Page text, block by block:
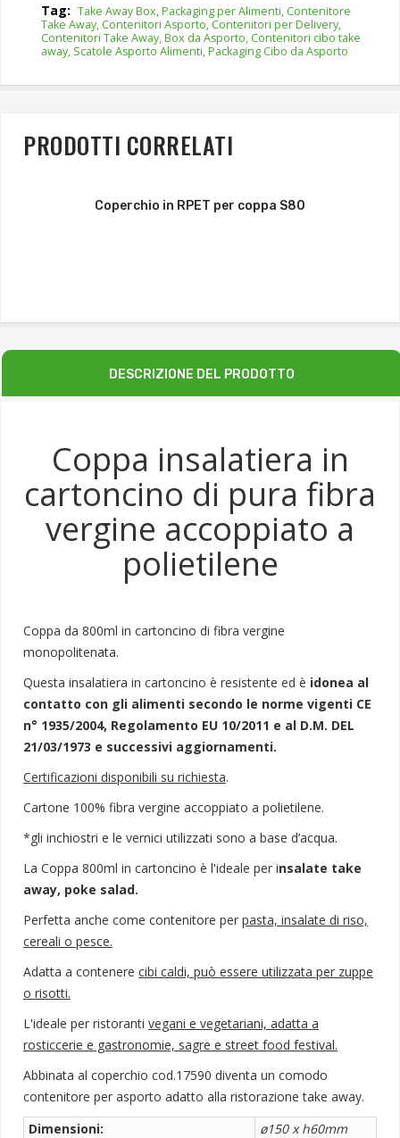
Tag: Take Away Box, Packaging per Alimenti, Contenitore
Take Away, Contenitori Asporto, Contenitori per Delivery,
Contenitori Take Away, Box da Asporto, Contenitori cibo take
away, Scatole Asporto Alimenti, Packaging Cibo da Asporto
PRODOTTI CORRELATI
Coperchio in RPET per coppa S80
DESCRIZIONE DEL PRODOTTO
Coppa insalatiera in
cartoncino di pura fibra
vergine accoppiato a
polietilene
Coppa da 800ml in cartoncino di fibra vergine
monopolitenata.
Questa insalatiera in cartoncino è resistente ed è idonea al
contatto con gli alimenti secondo le norme vigenti CE
n° 1935/2004, Regolamento EU 10/2011 e al D.M. DEL
21/03/1973 e successivi aggiornamenti.
Certificazioni disponibili su richiesta.
Cartone 100% fibra vergine accoppiato a polietilene.
*gli inchiostri e le vernici utilizzati sono a base d’acqua.
La Coppa 800ml in cartoncino è l'ideale per insalate take
away, poke salad.
Perfetta anche come contenitore per pasta, insalate di riso,
cereali o pesce.
Adatta a contenere cibi caldi, può essere utilizzata per zuppe
o risotti.
L'ideale per ristoranti vegani e vegetariani, adatta a
rosticcerie e gastronomie, sagre e street food festival.
Abbinata al coperchio cod.17590 diventa un comodo
contenitore per asporto adatto alla ristorazione take away.
Dimensioni:
ø150 x h60mm